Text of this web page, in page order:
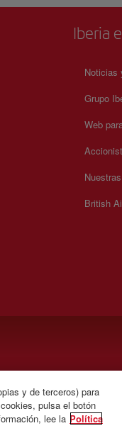
Iberia
Noticias
Grupo
Web
British
y de terceros) para
pulsa el botón
lee la Política